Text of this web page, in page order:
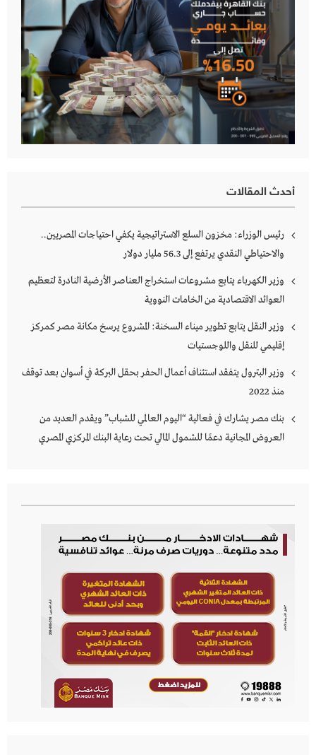
أحدث المقالات
رئيس الوزراء: مخزون السلع الاستراتيجية يكفي احتياجات المصريين..
والاحتياطي النقدي يرتفع إلى 56.3 مليار دولار
وزير الكهرباء يتابع مشروعات استخراج العناصر الأرضية النادرة لتعظيم
العوائد الاقتصادية من الخامات النووية
وزير النقل يتابع تطوير ميناء السخنة: المشروع يرسخ مكانة مصر كمركز
إقليمي للنقل واللوجستيات
وزير البترول يتفقد استئناف أعمال الحفر بحقل البركة في أسوان بعد توقف
منذ 2022
بنك مصر يشارك في فعالية “اليوم العالمي للشباب” ويقدم العديد من
العروض المجانية دعمًا للشمول المالي تحت رعاية البنك المركزي المصري